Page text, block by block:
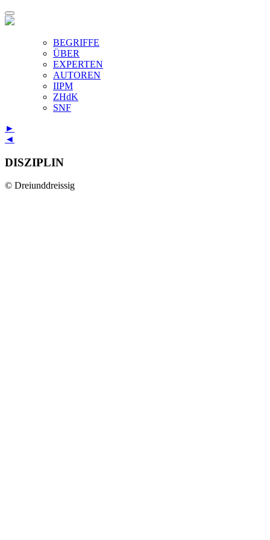
BEGRIFFE
ÜBER
EXPERTEN
AUTOREN
IIPM
ZHdK
SNF
►
◄
DISZIPLIN
© Dreiunddreissig